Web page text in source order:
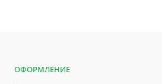
ОФОРМЛЕНИЕ